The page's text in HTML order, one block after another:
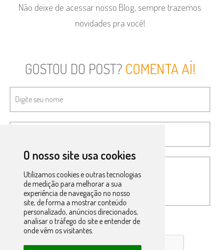
O nosso site usa cookies
Utilizamos cookies e outras tecnologias
de medição para melhorar a sua
experiência de navegação no nosso
site, de forma a mostrar conteúdo
personalizado, anúncios direcionados,
analisar o tráfego do site e entender de
onde vêm os visitantes.
Não deixe de acessar nosso Blog, sempre trazemos
novidades pra você!
GOSTOU DO POST? COMENTA AÍ!